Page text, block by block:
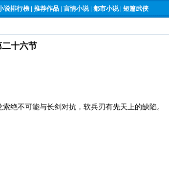
说排行榜 | 推荐作品 | 言情小说| 都市小说 | 短篇武侠
十六节
绝不可能与长剑对抗，软兵刃有先天上的缺陷。